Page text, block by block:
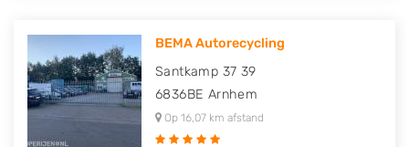
BEMA Autorecycling
Santkamp 37 39
6836BE Arnhem
Op 16,07 km afstand